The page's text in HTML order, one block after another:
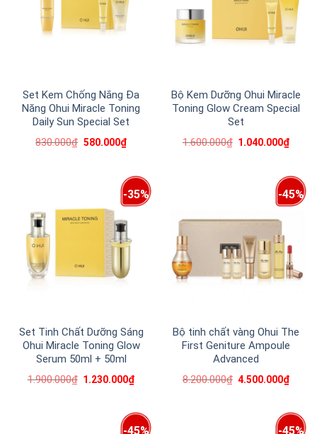
Set Kem Chống Nắng Đa
Năng Ohui Miracle Toning
Daily Sun Special Set
830.000₫ 580.000₫
Bộ Kem Dưỡng Ohui Miracle
Toning Glow Cream Special
Set
1.600.000₫ 1.040.000₫
-35%
Set Tinh Chất Dưỡng Sáng
Ohui Miracle Toning Glow
Serum 50ml + 50ml
1.900.000₫ 1.230.000₫
-45%
Bộ tinh chất vàng Ohui The
First Geniture Ampoule
Advanced
8.200.000₫ 4.500.000₫
-45% -45%